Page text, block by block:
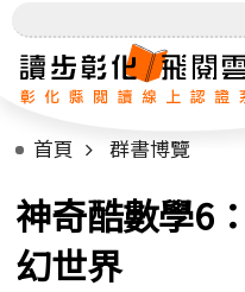
首頁 群書博覽
神奇酷數學6
幻世界